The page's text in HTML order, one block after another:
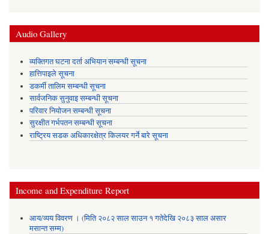
Audio Gallery
व्यक्तिगत घटना दर्ता अभियान सम्बन्धी सूचना
हात्तिपाइले सूचना
डकर्मी तालिम सम्बन्धी सूचना
सार्वजनिक सुनुवाइ सम्बन्धी सूचना
परिवार नियोजन सम्बन्धी सूचना
सुरक्षीत गर्भपतन सम्बन्धी सूचना
राष्ट्रिय सडक अधिकारक्षेत्र किलयर गर्ने बारे सूचना
Income and Expenditure Report
आय/व्यय विवरण । (मिति २०८२ साल साउन १ गतेदेखि २०८३ साल असार
मसान्त सम्म)